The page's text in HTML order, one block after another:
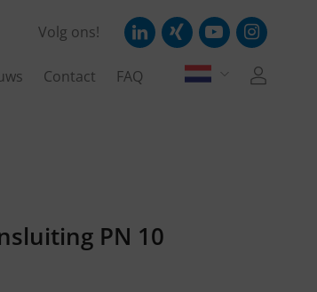
Volg ons!
Contact FAQ
PN 10